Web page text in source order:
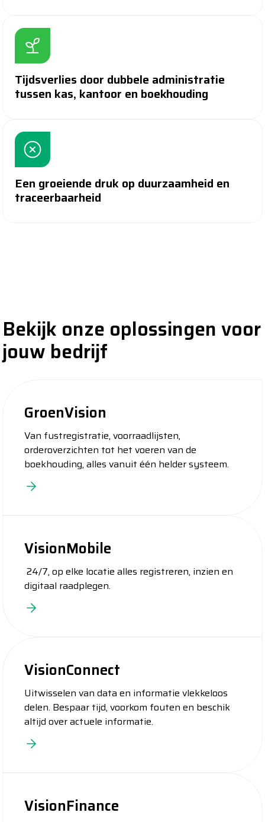
Tijdsverlies door dubbele administratie
tussen kas, kantoor en boekhouding
Een groeiende druk op duurzaamheid en
traceerbaarheid
Bekijk onze oplossingen voor
jouw bedrijf
GroenVision
Van fustregistratie, voorraadlijsten,
orderoverzichten tot het voeren van de
boekhouding, alles vanuit één helder systeem.
VisionMobile
24/7, op elke locatie alles registreren, inzien en
digitaal raadplegen.
VisionConnect
Uitwisselen van data en informatie vlekkeloos
delen. Bespaar tijd, voorkom fouten en beschik
altijd over actuele informatie.
VisionFinance